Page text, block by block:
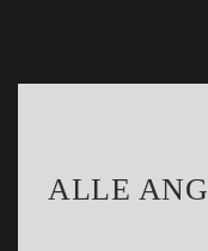
ALLE